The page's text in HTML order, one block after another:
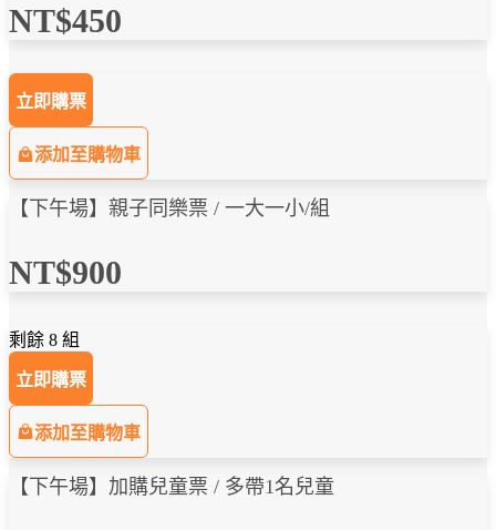
NT$450
立即購票
添加至購物車
【下午場】親子同樂票 / 一大一小/組
NT$900
剩餘 8 組
立即購票
添加至購物車
【下午場】加購兒童票 / 多帶1名兒童